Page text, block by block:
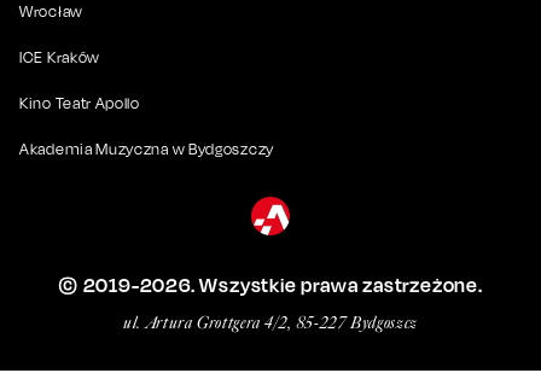
Wrocław
ICE Kraków
Kino Teatr Apollo
Akademia Muzyczna w Bydgoszczy
© 2019-2026. Wszystkie prawa zastrzeżone.
ul. Artura Grottgera 4/2, 85-227 Bydgoszcz